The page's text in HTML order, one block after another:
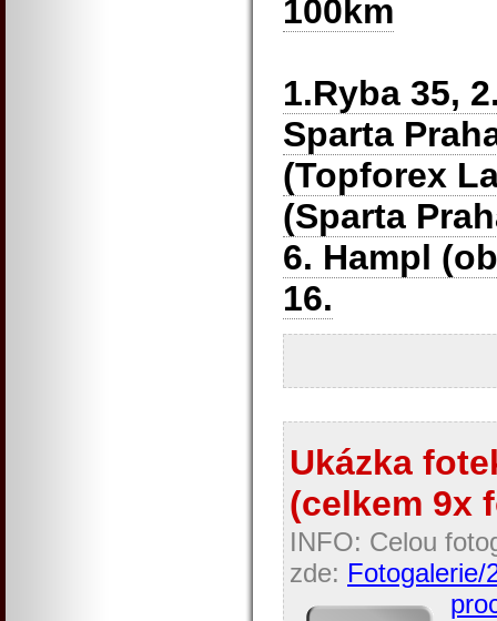
100km
1.Ryba 35,
Sparta
(Topforex
(Sparta
6. Hampl
16.
Ukázka
(celkem 9x
INFO: Celou
zde: Fotogalerie/